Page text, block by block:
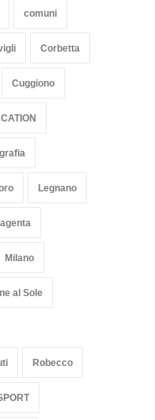
comuni
Corbetta
Cuggiono
Legnano
Milano
al Sole
Robecco